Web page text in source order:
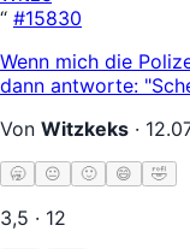
“ #15830
Wenn mich die
dann antworte:
Von Witzkeks ·
🥱 😐 🙂 😄 🤣
3,5 · 12